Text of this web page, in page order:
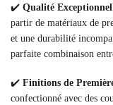
✔️ Qualité
partir de matériaux de
et une durabilité
parfaite combinaison
✔️ Finitions de
confectionné avec des